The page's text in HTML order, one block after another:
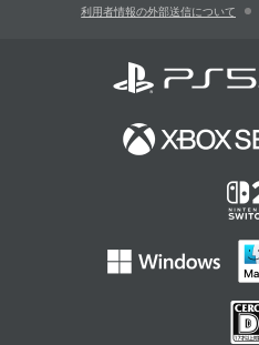
利用者情報の外部送信について